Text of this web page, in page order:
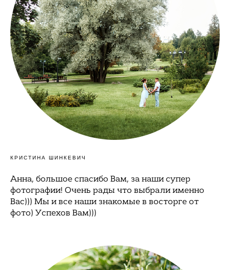
КРИСТИНА ШИНКЕВИЧ
Анна, большое спасибо Вам, за наши супер
фотографии! Очень рады что выбрали именно
Вас))) Мы и все наши знакомые в восторге от
фото) Успехов Вам)))